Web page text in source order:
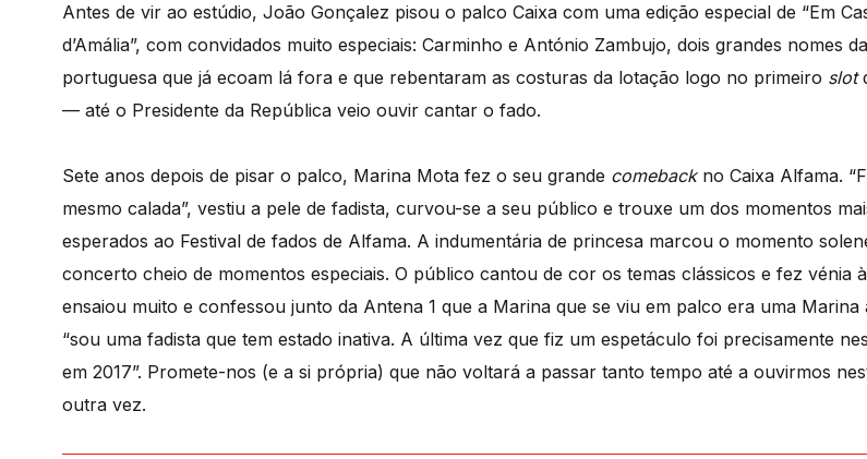
Antes de vir ao estúdio, João Gonçalez pisou o palco Caixa com uma edição especial de “Em
d’Amália”, com convidados muito especiais: Carminho e António Zambujo, dois grandes nomes
portuguesa que já ecoam lá fora e que rebentaram as costuras da lotação logo no primeiro slot
— até o Presidente da República veio ouvir cantar o fado.
Sete anos depois de pisar o palco, Marina Mota fez o seu grande comebackno Caixa Alfama.
mesmo calada”, vestiu a pele de fadista, curvou-se a seu público e trouxe um dos momentos
esperados ao Festival de fados de Alfama. A indumentária de princesa marcou o momento
concerto cheio de momentos especiais. O público cantou de cor os temas clássicos e fez vénia
ensaiou muito e confessou junto da Antena 1 que a Marina que se viu em palco era uma Marina
“sou uma fadista que tem estado inativa. A última vez que fiz um espetáculo foi precisamente
em 2017”. Promete-nos (e a si própria) que não voltará a passar tanto tempo até a ouvirmos
outra vez.